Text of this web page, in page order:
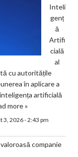
Inteli
genț
ă
Artifi
cială
al
cu autoritățile
în aplicare a
artificială
more »
3, 2026 - 2:43 pm
companie